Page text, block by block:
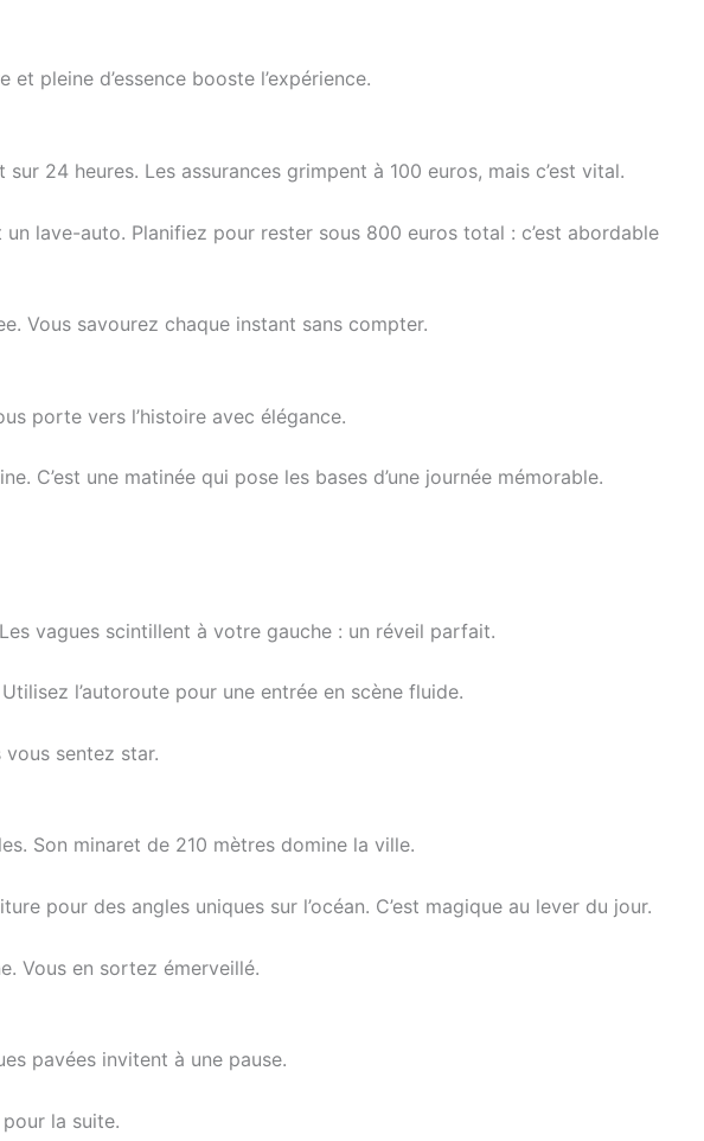
pleine d’essence booste l’expérience.
24 heures. Les assurances grimpent à 100 euros, mais c’est vital.
lave-auto. Planifiez pour rester sous 800 euros total : c’est abordable
Vous savourez chaque instant sans compter.
porte vers l’histoire avec élégance.
C’est une matinée qui pose les bases d’une journée mémorable.
vagues scintillent à votre gauche : un réveil parfait.
l’autoroute pour une entrée en scène fluide.
sentez star.
Son minaret de 210 mètres domine la ville.
pour des angles uniques sur l’océan. C’est magique au lever du jour.
Vous en sortez émerveillé.
pavées invitent à une pause.
la suite.